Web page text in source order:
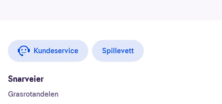
Kundeservice Spillevett
Snarveier
Grasrotandelen